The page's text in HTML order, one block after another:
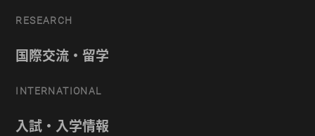
RESEARCH
国際交流・留学
INTERNATIONAL
入試・入学情報